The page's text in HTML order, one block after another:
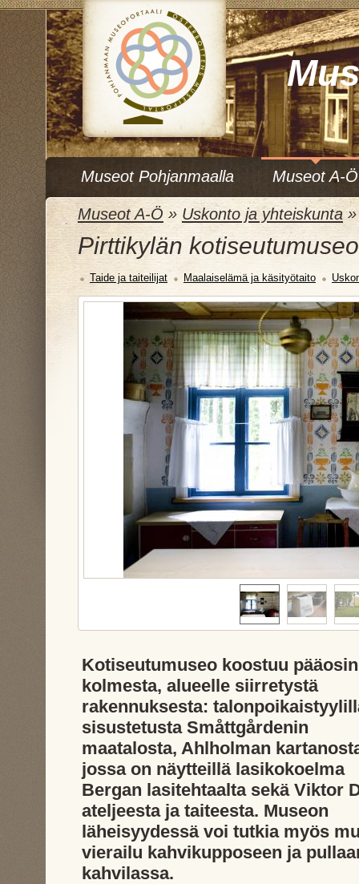
Museot Pohjanmaalla Museot A-Ö
Museot A-Ö » Uskonto ja yhteiskunta
Pirttikylän kotiseutumuseo
Taide ja taiteilijat Maalaiselämä ja käsityötaito
Kotiseutumuseo koostuu pääosin
kolmesta, alueelle siirretystä
rakennuksesta:
sisustetusta Småttgårdenin
maatalosta, Ahlholman
jossa on näytteillä lasikokoelma
Bergan lasitehtaalta sekä Viktor
ateljeesta ja taiteesta. Museon
läheisyydessä voi tutkia myös
vierailu kahvikupposeen ja
kahvilassa.